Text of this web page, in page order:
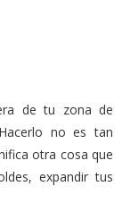
de tu zona de
no es tan
otra cosa que
expandir tus